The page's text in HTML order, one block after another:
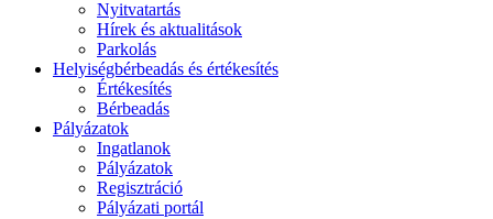
Nyitvatartás
Hírek és aktualitások
Parkolás
Helyiségbérbeadás és értékesítés
Értékesítés
Bérbeadás
Pályázatok
Ingatlanok
Pályázatok
Regisztráció
Pályázati portál